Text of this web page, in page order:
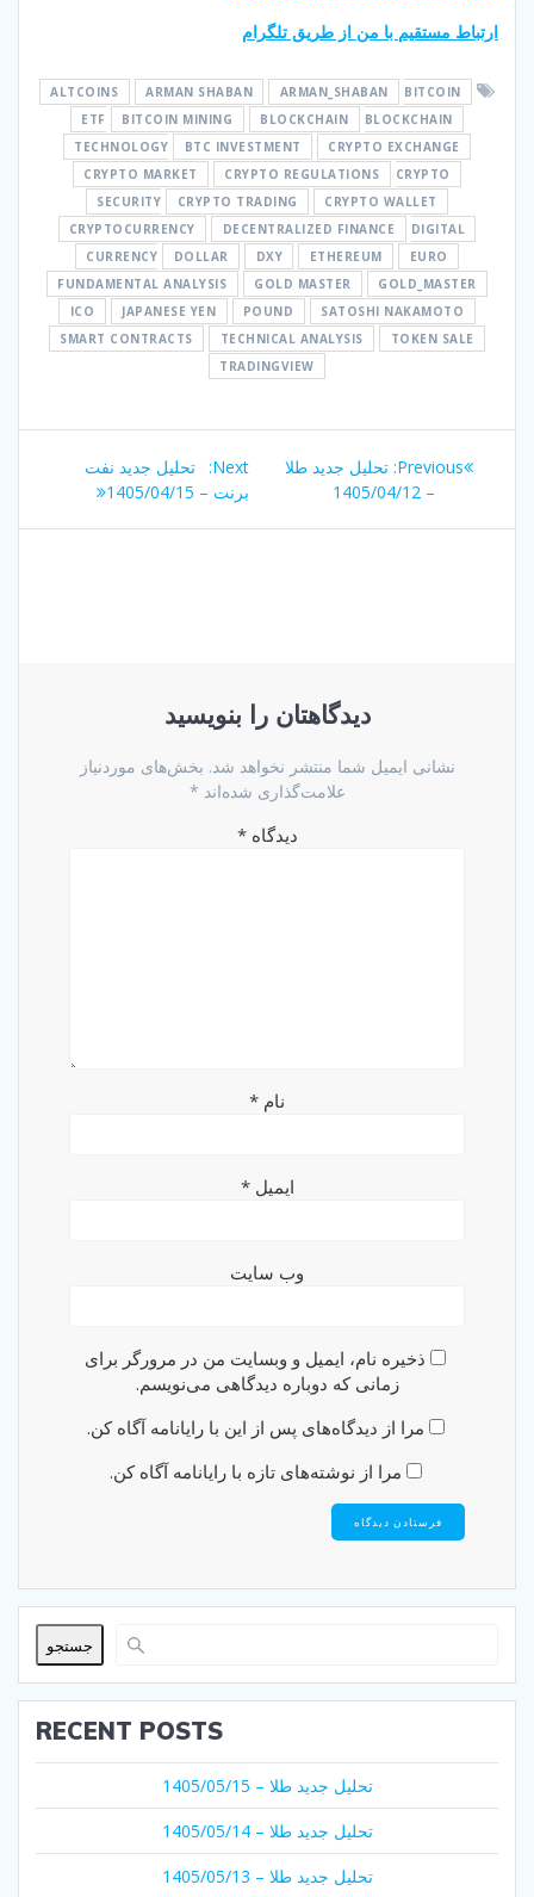
ارتباط مستقیم با من از طریق تلگرام
ALTCOINS ARMAN SHABAN ARMAN_SHABAN
BITCOIN
ETF
BITCOIN MINING BLOCKCHAIN
BLOCKCHAIN
TECHNOLOGY
BTC INVESTMENT
CRYPTO EXCHANGE
CRYPTO MARKET
CRYPTO REGULATIONS
CRYPTO
SECURITY
CRYPTO TRADING
CRYPTO WALLET
CRYPTOCURRENCY
DECENTRALIZED FINANCE
DIGITAL
CURRENCY
DOLLAR DXY ETHEREUM
EURO
FUNDAMENTAL ANALYSIS
GOLD MASTER
GOLD_MASTER
ICO
JAPANESE YEN POUND
SATOSHI NAKAMOTO
SMART CONTRACTS
TECHNICAL ANALYSIS
TOKEN SALE
TRADINGVIEW
راهبری
نوشته
Previous:
Previous
post:
تحلیل جدید طلا
– 1405/04/12
Next:
Next
post:
تحلیل جدید نفت
برنت – 1405/04/15
دیدگاهتان را بنویسید
نشانی ایمیل شما منتشر نخواهد شد. بخش‌های موردنیاز
علامت‌گذاری شده‌اند *
دیدگاه*
نام *
ایمیل*
وب‌ سایت
ذخیره نام، ایمیل و وبسایت من در مرورگر برای
زمانی که دوباره دیدگاهی می‌نویسم.
مرا از دیدگاه‌های پس از این با رایانامه آگاه کن.
مرا از نوشته‌های تازه با رایانامه آگاه کن.
جستجو
RECENT POSTS
تحلیل جدید طلا – 1405/05/15
تحلیل جدید طلا – 1405/05/14
تحلیل جدید طلا – 1405/05/13